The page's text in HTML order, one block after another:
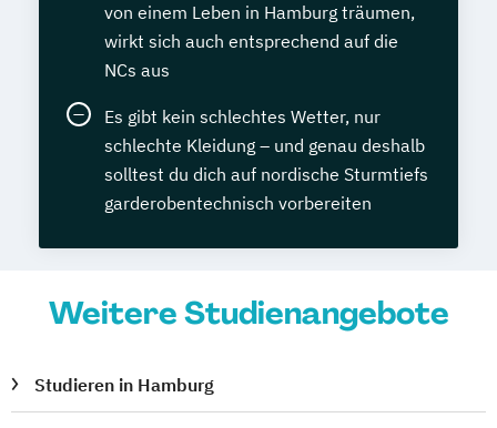
von einem Leben in Hamburg träumen,
wirkt sich auch entsprechend auf die
NCs aus
Es gibt kein schlechtes Wetter, nur
schlechte Kleidung – und genau deshalb
solltest du dich auf nordische Sturmtiefs
garderobentechnisch vorbereiten
Weitere Studienangebote
Studieren in Hamburg